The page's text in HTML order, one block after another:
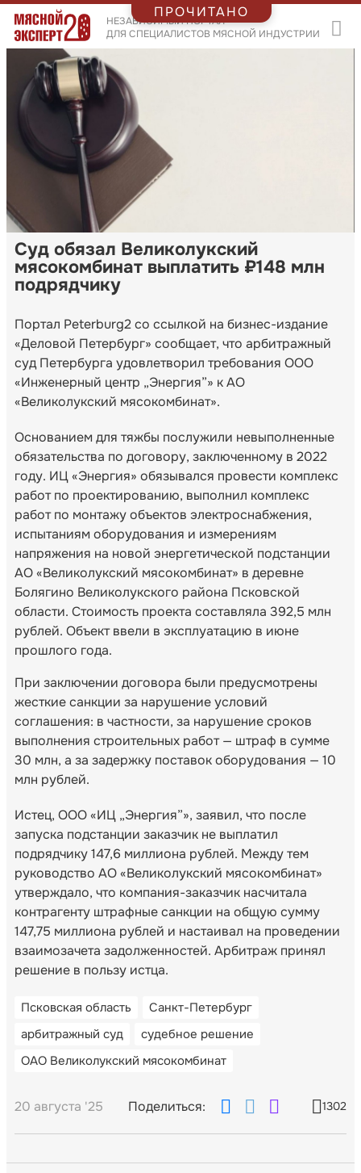
НЕЗАВИСИМЫЙ ПОРТАЛ
ДЛЯ СПЕЦИАЛИСТОВ МЯСНОЙ ИНДУСТРИИ
Суд обязал Великолукский
мясокомбинат выплатить ₽148 млн
подрядчику
Портал Peterburg2 со ссылкой на бизнес-издание
«Деловой Петербург» сообщает, что арбитражный
суд Петербурга удовлетворил требования ООО
«Инженерный центр „Энергия”» к АО
«Великолукский мясокомбинат».
Основанием для тяжбы послужили невыполненные
обязательства по договору, заключенному в 2022
году. ИЦ «Энергия» обязывался провести комплекс
работ по проектированию, выполнил комплекс
работ по монтажу объектов электроснабжения,
испытаниям оборудования и измерениям
напряжения на новой энергетической подстанции
АО «Великолукский мясокомбинат» в деревне
Болягино Великолукского района Псковской
области. Стоимость проекта составляла 392,5 млн
рублей. Объект ввели в эксплуатацию в июне
прошлого года.
При заключении договора были предусмотрены
жесткие санкции за нарушение условий
соглашения: в частности, за нарушение сроков
выполнения строительных работ — штраф в сумме
30 млн, а за задержку поставок оборудования — 10
млн рублей.
Истец, ООО «ИЦ „Энергия”», заявил, что после
запуска подстанции заказчик не выплатил
подрядчику 147,6 миллиона рублей. Между тем
руководство АО «Великолукский мясокомбинат»
утверждало, что компания-заказчик насчитала
контрагенту штрафные санкции на общую сумму
147,75 миллиона рублей и настаивал на проведении
взаимозачета задолженностей. Арбитраж принял
решение в пользу истца.
Псковская область
Санкт-Петербург
арбитражный суд
судебное решение
ОАО Великолукский мясокомбинат
20 августа '25 Поделиться: 1302
ПРОЧИТАНО